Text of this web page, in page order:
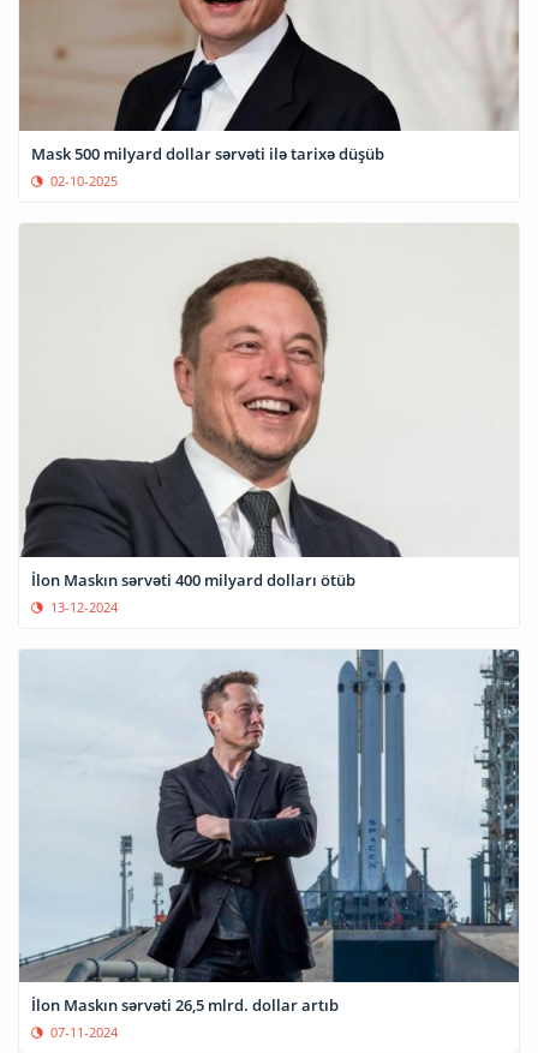
Mask 500 milyard dollar sərvəti ilə tarixə düşüb
02-10-2025
İlon Maskın sərvəti 400 milyard dolları ötüb
13-12-2024
İlon Maskın sərvəti 26,5 mlrd. dollar artıb
07-11-2024